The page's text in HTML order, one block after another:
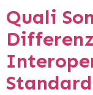
Quali